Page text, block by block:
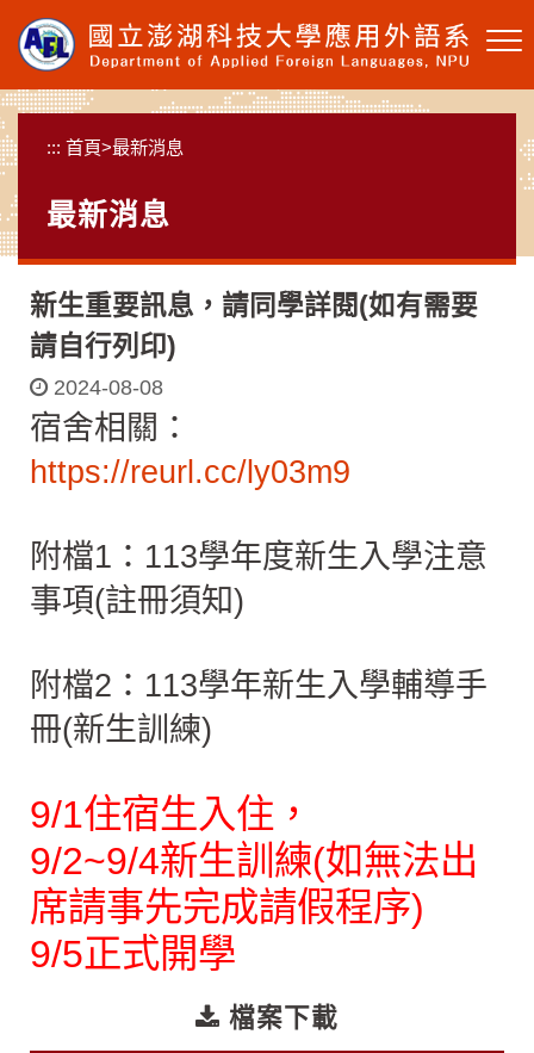
要
內
容
塊
::: 首頁>最新消息
最新消息
新生重要訊息，請同學詳閱(如有需要
請自行列印)
2024-08-08
宿舍相關：
https://reurl.cc/ly03m9
附檔1：113學年度新生入學注意
事項(註冊須知)
附檔2：113學年新生入學輔導手
冊(新生訓練)
9/1住宿生入住，
9/2~9/4新生訓練(如無法出
席請事先完成請假程序)
9/5正式開學
檔案下載